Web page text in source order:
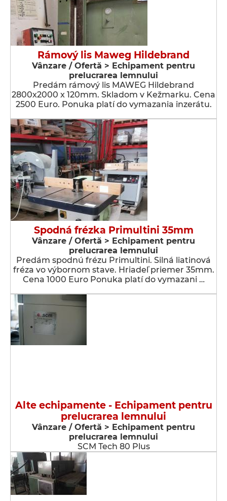
Rámový lis Maweg Hildebrand
Vânzare / Ofertă > Echipament pentru
prelucrarea lemnului
Predám rámový lis MAWEG Hildebrand
2800x2000 x 120mm. Skladom v Kežmarku. Cena
2500 Euro. Ponuka platí do vymazania inzerátu.
Spodná frézka Primultini 35mm
Vânzare / Ofertă > Echipament pentru
prelucrarea lemnului
Predám spodnú frézu Primultini. Silná liatinová
fréza vo výbornom stave. Hriadeľ priemer 35mm.
Cena 1000 Euro Ponuka platí do vymazani …
Alte echipamente - Echipament pentru
prelucrarea lemnului
Vânzare / Ofertă > Echipament pentru
prelucrarea lemnului
SCM Tech 80 Plus